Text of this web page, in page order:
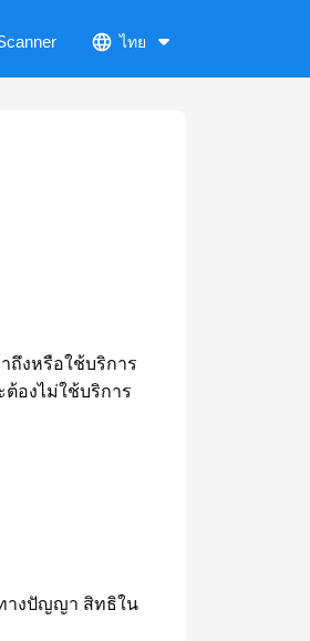
ไทย
ถึงหรือใช้บริการ
องไม่ใช้บริการ
างปัญญา สิทธิใน